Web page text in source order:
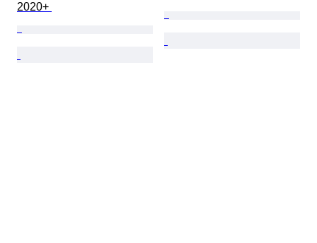
2020+